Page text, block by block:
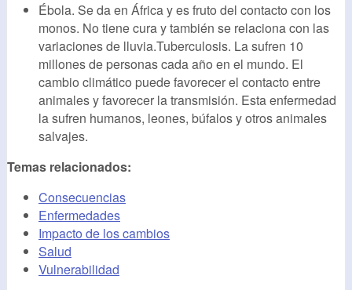
Ébola. Se da en África y es fruto del contacto con los
monos. No tiene cura y también se relaciona con las
variaciones de lluvia.Tuberculosis. La sufren 10
millones de personas cada año en el mundo. El
cambio climático puede favorecer el contacto entre
animales y favorecer la transmisión. Esta enfermedad
la sufren humanos, leones, búfalos y otros animales
salvajes.
Temas relacionados:
Consecuencias
Enfermedades
Impacto de los cambios
Salud
Vulnerabilidad